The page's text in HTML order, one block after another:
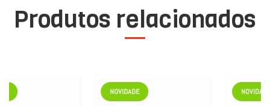
Produtos relacionados
NOVIDADE NOVIDADE